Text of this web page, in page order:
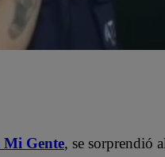
Gente, se sorprendió